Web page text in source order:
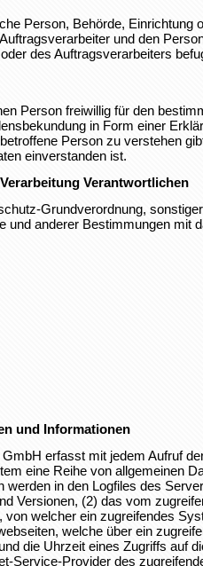
Person, Behörde, Einrichtung
und den
des Auftragsverarbeiters
Person freiwillig für den
in Form einer
Person zu verstehen
einverstanden ist.
Verantwortlichen
Grundverordnung,
und anderer Bestimmungen mit
und Informationen
erfasst mit jedem Aufruf
eine Reihe von allgemeinen
werden in den Logfiles des
Versionen, (2) das vom
welcher ein zugreifendes
welche über ein
die Uhrzeit eines Zugriffs auf
Service-Provider des